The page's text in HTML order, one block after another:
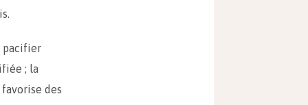
pacifier
; la
des